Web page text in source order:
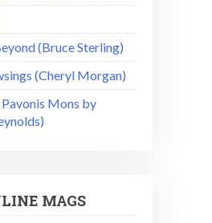
(Bruce Sterling)
(Cheryl Morgan)
Mons by
MAGS